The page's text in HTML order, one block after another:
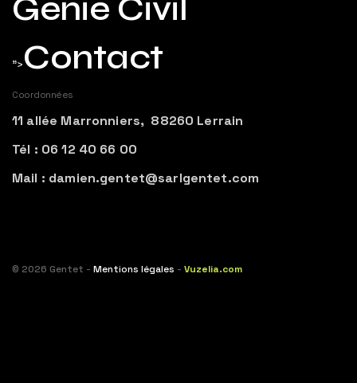
Génie Civil
">Contact
Coordonnées
11 allée Marronniers, 88260 Lerrain
Tél : 06 12 40 66 00
Mail : damien.gentet@sarlgentet.com
© 2026 Gentet - Mentions légales - Vuzelia.com